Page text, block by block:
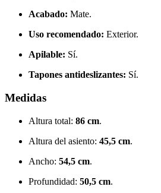
Acabado: Mate.
Uso recomendado: Exterior.
Apilable: Sí.
Tapones antideslizantes: Sí.
Medidas
Altura total: 86 cm.
Altura del asiento: 45,5 cm.
Ancho: 54,5 cm.
Profundidad: 50,5 cm.